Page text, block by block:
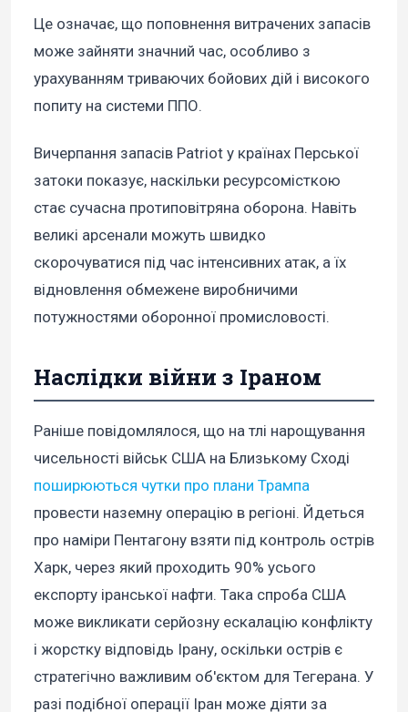
Це означає, що поповнення витрачених запасів
може зайняти значний час, особливо з
урахуванням триваючих бойових дій і високого
попиту на системи ППО.
Вичерпання запасів Patriot у країнах Перської
затоки показує, наскільки ресурсомісткою
стає сучасна протиповітряна оборона. Навіть
великі арсенали можуть швидко
скорочуватися під час інтенсивних атак, а їх
відновлення обмежене виробничими
потужностями оборонної промисловості.
Наслідки війни з Іраном
Раніше повідомлялося, що на тлі нарощування
чисельності військ США на Близькому Сході
поширюються чутки про плани Трампа
провести наземну операцію в регіоні. Йдеться
про наміри Пентагону взяти під контроль острів
Харк, через який проходить 90% усього
експорту іранської нафти. Така спроба США
може викликати серйозну ескалацію конфлікту
і жорстку відповідь Ірану, оскільки острів є
стратегічно важливим об'єктом для Тегерана. У
разі подібної операції Іран може діяти за